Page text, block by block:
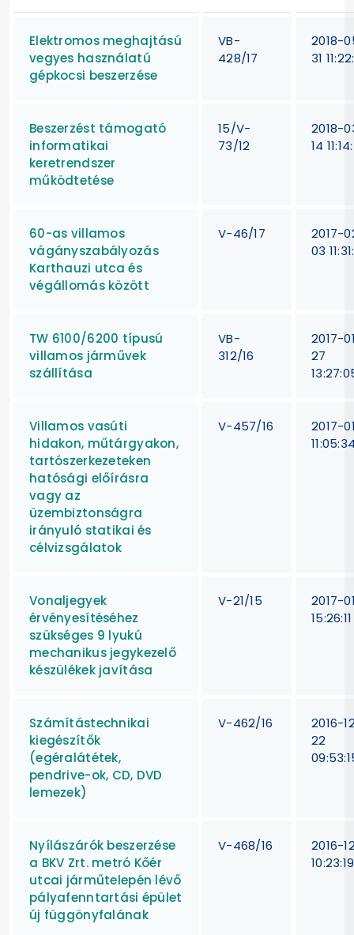
Elektromos meghajtású
vegyes használatú
gépkocsi beszerzése
VB-
428/17
2018-
31
Beszerzést támogató
informatikai
keretrendszer
működtetése
15/V-
73/12
2018-
14
60-as villamos
vágányszabályozás
Karthauzi utca és
végállomás között
V-46/17
2017-
03
TW 6100/6200 típusú
villamos járművek
szállítása
VB-
312/16
2017-
27
Villamos vasúti
hidakon, műtárgyakon,
tartószerkezeteken
hatósági előírásra
vagy az
üzembiztonságra
irányuló statikai és
célvizsgálatok
V-457/16
2017-
Vonaljegyek
érvényesítéséhez
szükséges 9 lyukú
mechanikus jegykezelő
készülékek javítása
V-21/15
2017-
15:26:11
Számítástechnikai
kiegészítők
(egéralátétek,
pendrive-ok, CD, DVD
lemezek)
V-462/16
2016-
22
Nyílászárók beszerzése
a BKV Zrt. metró Kőér
utcai járműtelepén lévő
pályafenntartási épület
új függönyfalának
V-468/16
2016-
10:23:19